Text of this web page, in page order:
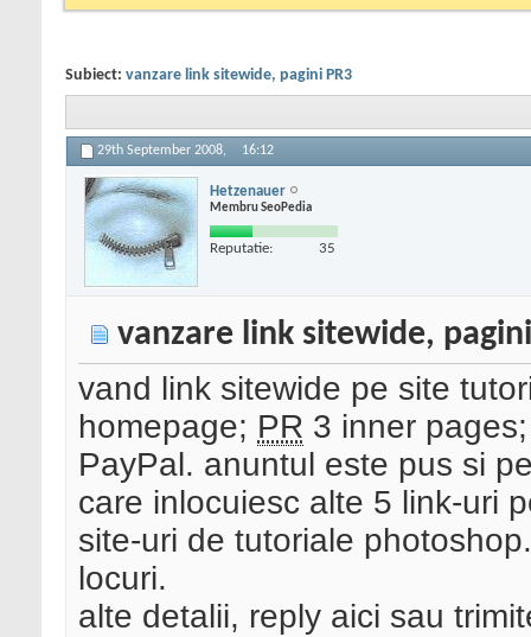
Subiect: vanzare link sitewide, pagini PR3
29th September 2008, 16:12
Hetzenauer
Membru SeoPedia
Reputatie: 35
vanzare link sitewide,
vand link sitewide pe site
homepage; PR 3 inner
PayPal. anuntul este pus si
care inlocuiesc alte 5 link-uri
site-uri de tutoriale
locuri.
alte detalii, reply aici sau